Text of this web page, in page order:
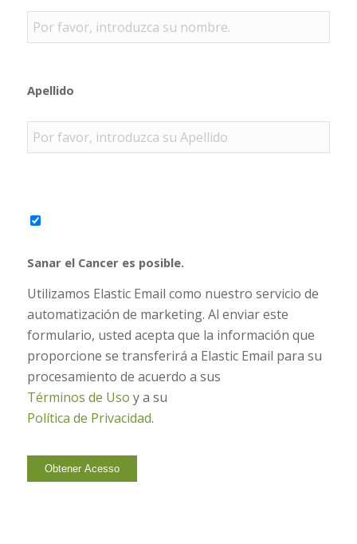
Apellido
Sanar el Cancer es posible.
Utilizamos Elastic Email como nuestro servicio de
automatización de marketing. Al enviar este
formulario, usted acepta que la información que
proporcione se transferirá a Elastic Email para su
procesamiento de acuerdo a sus
Términos de Uso y a su
Política de Privacidad.